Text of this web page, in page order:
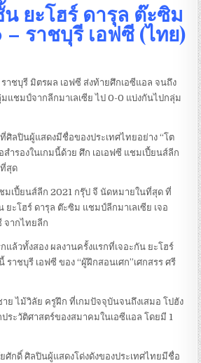
ยะโฮร์ ดารุล ต๊ะซิม
– ราชบุรี เอฟซี (ไทย)
าชบุรี มิตรผล เอฟซี ส่งท้ายศึกเอซีแอล จนถึง
มแชมป์จากลีกมาเลเซีย ไป 0-0 แบ่งกันไปกลุ่ม
ศิลปินผู้แสดงมีชื่อของประเทศไทยอย่าง “โต
ำรองในเกมนี้ด้วย ศึก เอเอฟซี แชมเปี้ยนส์ลีก
สุด
มเปี้ยนส์ลีก 2021 กรุ๊ป จี นัดหมายในที่สุด ที่
ะโฮร์ ดารุล ต๊ะซิม แชมป์ลีกมาเลเซีย เจอ
จากไทยลีก
แล้วทั้งสอง ผลงานครั้งแรกที่เจอะกัน ยะโฮร์
ราชบุรี เอฟซี ของ “ผู้ฝึกสอนเศก”เศกสรร ศรี
ย ไม้วิลัย ครูฝึก ที่เกมปัจจุบันจนถึงเสมอ โปฮัง
ระวัติศาสตร์ของสมาคมในเอซีแอล โดยมี 1
ศักดิ์ ศิลปินผู้แสดงโด่งดังของประเทศไทยมีชื่อ